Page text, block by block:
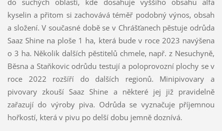
do suchých oblastí, kde dosahuje vyššího obsahu alfa
kyselin a přitom si zachovává téměř podobný výnos, obsah
a složení. V současné době se v Chrášťanech pěstuje odrůda
Saaz Shine na ploše 1 ha, která bude v roce 2023 navýšena
o 3 ha. Několik dalších pěstitelů chmele, např. z Nesuchyně,
Běsna a Staňkovic odrůdu testují a poloprovozní plochy se v
roce 2022 rozšíří do dalších regionů. Minipivovary a
pivovary zkouší Saaz Shine a některé jej již pravidelně
zařazují do výroby piva. Odrůda se vyznačuje příjemnou
hořkostí, která v pivu po delší dobu jemně doznívá.